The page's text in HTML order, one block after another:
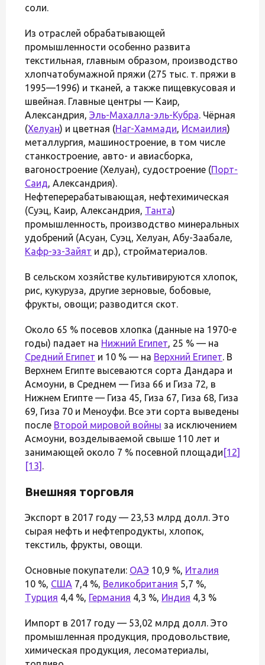
соли.
Из отраслей обрабатывающей
промышленности особенно развита
текстильная, главным образом, производство
хлопчатобумажной пряжи (275 тыс. т. пряжи в
1995—1996) и тканей, а также пищевкусовая и
швейная. Главные центры — Каир,
Александрия, Эль-Махалла-эль-Кубра. Чёрная
(Хелуан) и цветная (Наг-Хаммади, Исмаилия)
металлургия, машиностроение, в том числе
станкостроение, авто- и авиасборка,
вагоностроение (Хелуан), судостроение (Порт-
Саид, Александрия).
Нефтеперерабатывающая, нефтехимическая
(Суэц, Каир, Александрия, Танта)
промышленность, производство минеральных
удобрений (Асуан, Суэц, Хелуан, Абу-Заабале,
Кафр-эз-Зайят и др.), стройматериалов.
В сельском хозяйстве культивируются хлопок,
рис, кукуруза, другие зерновые, бобовые,
фрукты, овощи; разводится скот.
Около 65 % посевов хлопка (данные на 1970-е
годы) падает на Нижний Египет, 25 % — на
Средний Египет и 10 % — на Верхний Египет. В
Верхнем Египте высеваются сорта Дандара и
Асмоуни, в Среднем — Гиза 66 и Гиза 72, в
Нижнем Египте — Гиза 45, Гиза 67, Гиза 68, Гиза
69, Гиза 70 и Меноуфи. Все эти сорта выведены
после Второй мировой войны за исключением
Асмоуни, возделываемой свыше 110 лет и
занимающей около 7 % посевной площади [12]
[13] .
Внешняя торговля
Экспорт в 2017 году — 23,53 млрд долл. Это
сырая нефть и нефтепродукты, хлопок,
текстиль, фрукты, овощи.
Основные покупатели: ОАЭ 10,9 %, Италия
10 %, США 7,4 %, Великобритания 5,7 %,
Турция 4,4 %, Германия 4,3 %, Индия 4,3 %
Импорт в 2017 году — 53,02 млрд долл. Это
промышленная продукция, продовольствие,
химическая продукция, лесоматериалы,